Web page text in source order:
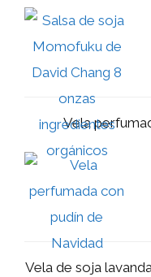
Vela
Vela de soja